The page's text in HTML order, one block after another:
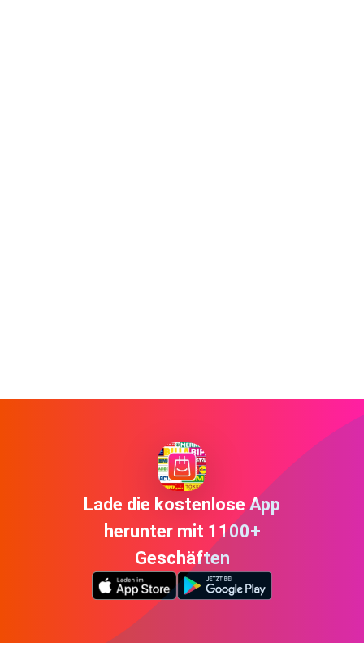
Lade die kostenlose App
herunter mit 1100+
Geschäften